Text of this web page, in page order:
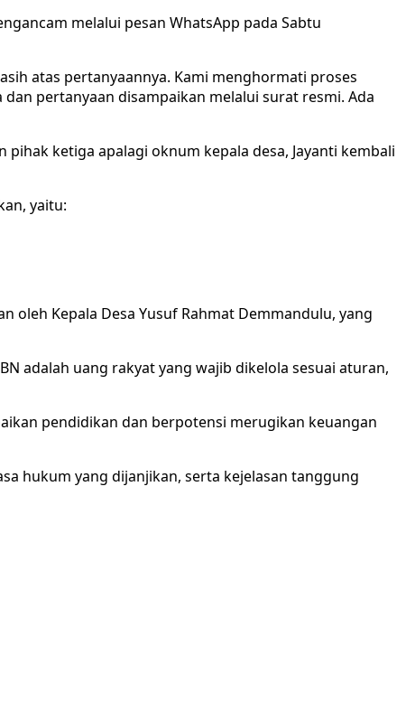
melalui pesan WhatsApp pada Sabtu
atas pertanyaannya. Kami menghormati proses
pertanyaan disampaikan melalui surat resmi. Ada
ketiga apalagi oknum kepala desa, Jayanti kembali
yaitu:
oleh Kepala Desa Yusuf Rahmat Demmandulu, yang
adalah uang rakyat yang wajib dikelola sesuai aturan,
pendidikan dan berpotensi merugikan keuangan
hukum yang dijanjikan, serta kejelasan tanggung